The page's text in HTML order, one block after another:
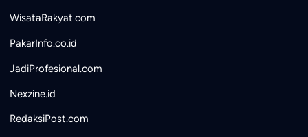
WisataRakyat.com
PakarInfo.co.id
JadiProfesional.com
Nexzine.id
RedaksiPost.com